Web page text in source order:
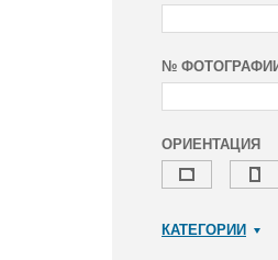
№
ОРИЕНТАЦИЯ
КАТЕГОРИИ